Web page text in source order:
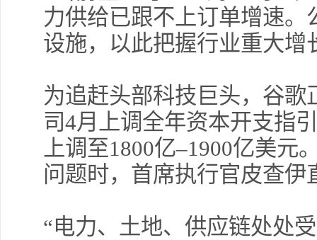
力供给已跟不上订单增速
设施，以此把握行业重大增
为追赶头部科技巨头，谷
司4月上调全年资本开支指
上调至1800亿–1900亿美元
问题时，首席执行官皮查伊
“电力、土地、供应链处处